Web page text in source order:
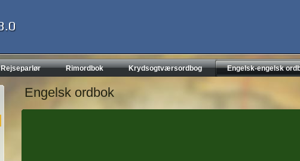
Rejseparlør Rimordbok Krydsogtværsordbog Engelsk-engelsk
Engelsk ordbok